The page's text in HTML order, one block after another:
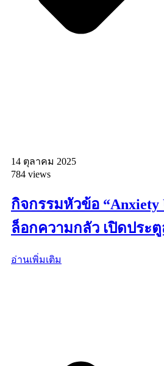
14 ตุลาคม 2025
784 views
กิจกรรมหัวข้อ “Anxiety
ล็อกความกลัว เปิดประ
อ่านเพิ่มเติม